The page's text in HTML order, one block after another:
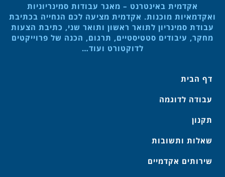
אקדמית באינטרנט – מאגר עבודות סמינריוניות
ואקדמאיות מוכנות. אקדמית מציעה לכם הנחייה בכתיבת
עבודת סמינריון לתואר ראשון ותואר שני, כתיבת הצעות
מחקר, עיבודים סטטיסטיים, תרגום, הכנה של פרוייקטים
לדוקטורט ועוד…
דף הבית
עבודה לדוגמה
תקנון
שאלות ותשובות
שירותים אקדמיים